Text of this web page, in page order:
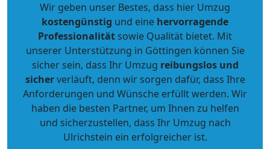
Wir geben unser Bestes, dass hier Umzug
kostengünstig und eine hervorragende
Professionalitätsowie Qualität bietet. Mit
unserer Unterstützung in Göttingen können Sie
sicher sein, dass Ihr Umzug reibungslos und
sicherverläuft, denn wir sorgen dafür, dass Ihre
Anforderungen und Wünsche erfüllt werden. Wir
haben die besten Partner, um Ihnen zu helfen
und sicherzustellen, dass Ihr Umzug nach
Ulrichstein ein erfolgreicher ist.